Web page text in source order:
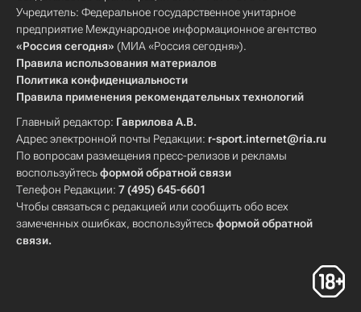
Учредитель: Федеральное государственное унитарное
предприятие Международное информационное агентство
«Россия сегодня» (МИА «Россия сегодня»).
Правила использования материалов
Политика конфиденциальности
Правила применения рекомендательных технологий
Главный редактор: Гаврилова А.В.
Адрес электронной почты Редакции: r-sport.internet@ria.ru
По вопросам размещения пресс-релизов и рекламы
воспользуйтесьформой обратной связи
Телефон Редакции: 7 (495) 645-6601
Чтобы связаться с редакцией или сообщить обо всех
замеченных ошибках, воспользуйтесьформой обратной
связи.